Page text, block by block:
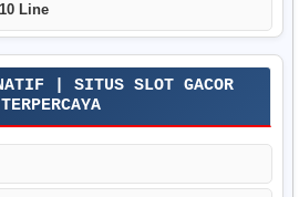
Line
| SITUS SLOT GACOR
TERPERCAYA